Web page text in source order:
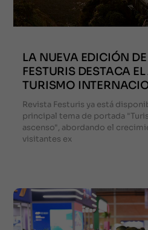
LA NUEVA EDICIÓN
FESTURIS DESTACA
TURISMO
Revista Festuris ya está
principal tema de portada
ascenso", abordando el
visitantes ex